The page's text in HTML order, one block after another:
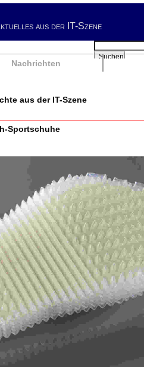
aus der IT-Szene
Nachrichten
Suchbegriffe
Suchen
aus der IT-Szene
Sportschuhe